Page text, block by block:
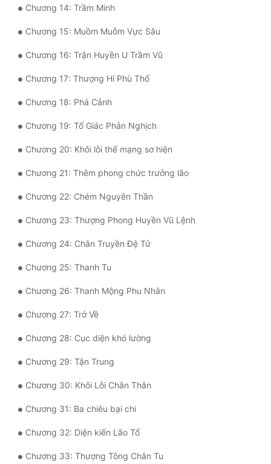
Tu Chân
Tu Tiên
Chương 14: Trầm Minh
Chương 15: Muồm Muỗm Vực Sâu
Chương 16: Trận Huyền U Trầm Vũ
Chương 17: Thượng Hí Phù Thổ
Chương 18: Phá Cảnh
Chương 19: Tố Giác Phản Nghịch
Chương 20: Khôi lỗi thế mạng sơ hiện
Chương 21: Thêm phong chức trưởng lão
Chương 22: Chém Nguyên Thần
Chương 23: Thượng Phong Huyền Vũ Lệnh
Chương 24: Chân Truyền Đệ Tử
Chương 25: Thanh Tu
Chương 26: Thanh Mộng Phu Nhân
Chương 27: Trở Về
Chương 28: Cục diện khó lường
Chương 29: Tận Trung
Chương 30: Khôi Lỗi Chân Thân
Chương 31: Ba chiêu bại chi
Chương 32: Diện kiến Lão Tổ
Chương 33: Thượng Tông Chân Tu